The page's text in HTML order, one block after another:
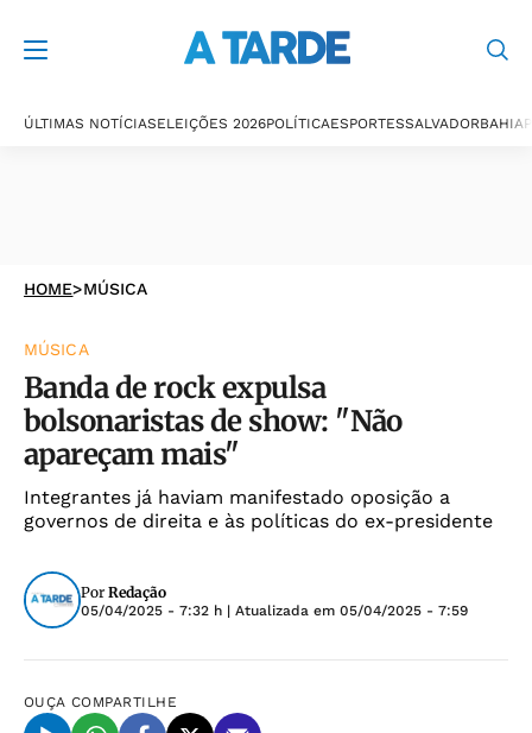
ÚLTIMAS NOTÍCIASELEIÇÕES 2026POLÍTICAESPORTESSALVADORBAHIA
HOME>MÚSICA
MÚSICA
Banda de rock expulsa
bolsonaristas de show: "Não
apareçam mais"
Integrantes já haviam manifestado oposição a
governos de direita e às políticas do ex-presidente
Por Redação
05/04/2025 - 7:32 h | Atualizada em 05/04/2025 - 7:59
OUÇA COMPARTILHE